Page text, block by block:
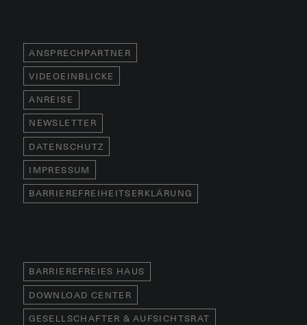
ANSPRECHPARTNER
VIDEOEINBLICKE
ANREISE
NEWSLETTER
DATENSCHUTZ
IMPRESSUM
BARRIEREFREIHEITSERKLÄRUNG
BARRIEREFREIES HAUS
DOWNLOAD CENTER
GESELLSCHAFTER & AUFSICHTSRAT